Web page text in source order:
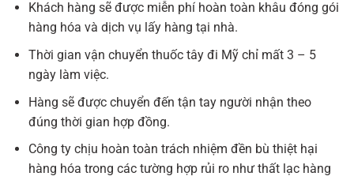
Khách hàng sẽ được miễn phí hoàn toàn khâu đóng gói
hàng hóa và dịch vụ lấy hàng tại nhà.
Thời gian vận chuyển thuốc tây đi Mỹ chỉ mất 3 – 5
ngày làm việc.
Hàng sẽ được chuyển đến tận tay người nhận theo
đúng thời gian hợp đồng.
Công ty chịu hoàn toàn trách nhiệm đền bù thiệt hại
hàng hóa trong các tường hợp rủi ro như thất lạc hàng